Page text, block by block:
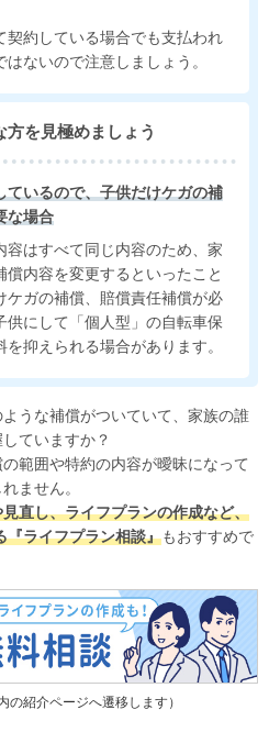
契約している場合でも支払われ
ないので注意しましょう。
方を見極めましょう
ているので、子供だけケガの補
な場合
容はすべて同じ内容のため、家
内容を変更するといったこと
ケガの補償、賠償責任補償が必
供にして「個人型」の自転車保
抑えられる場合があります。
うな補償がついていて、家族の誰
ていますか？
範囲や特約の内容が曖昧になって
ません。
直し、ライフプランの作成など、
『ライフプラン相談』もおすすめで
の紹介ページへ遷移します）